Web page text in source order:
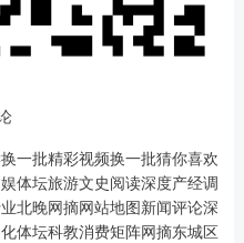
一批精彩视频换一批猜你喜欢
体坛旅游文史阅读深度产经调
北晚网摘网站地图新闻评论深
体坛科教消费矩阵网摘东城区